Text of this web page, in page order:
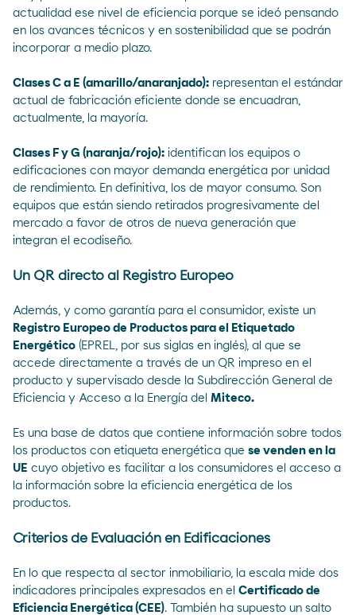
actualidad ese nivel de eficiencia porque se ideó pensando
en los avances técnicos y en sostenibilidad que se podrán
incorporar a medio plazo.
Clases C a E (amarillo/anaranjado): representan el estándar
actual de fabricación eficiente donde se encuadran,
actualmente, la mayoría.
Clases F y G (naranja/rojo): identifican los equipos o
edificaciones con mayor demanda energética por unidad
de rendimiento. En definitiva, los de mayor consumo. Son
equipos que están siendo retirados progresivamente del
mercado a favor de otros de nueva generación que
integran el ecodiseño.
Un QR directo al Registro Europeo
Además, y como garantía para el consumidor, existe un
Registro Europeo de Productos para el Etiquetado
Energético (EPREL
, por sus siglas en inglés), al que se
accede directamente a través de un QR impreso en el
producto y supervisado desde la Subdirección General de
Eficiencia y Acceso a la Energía del Miteco.
Es una base de datos que contiene información sobre todos
los productos con etiqueta energética que se venden en la
UE cuyo objetivo es facilitar a los consumidores el acceso a
la información sobre la eficiencia energética de los
productos.
Criterios de Evaluación en Edificaciones
En lo que respecta al sector inmobiliario, la escala mide dos
indicadores principales expresados en el Certificado de
Eficiencia Energética (CEE). También ha supuesto un salto